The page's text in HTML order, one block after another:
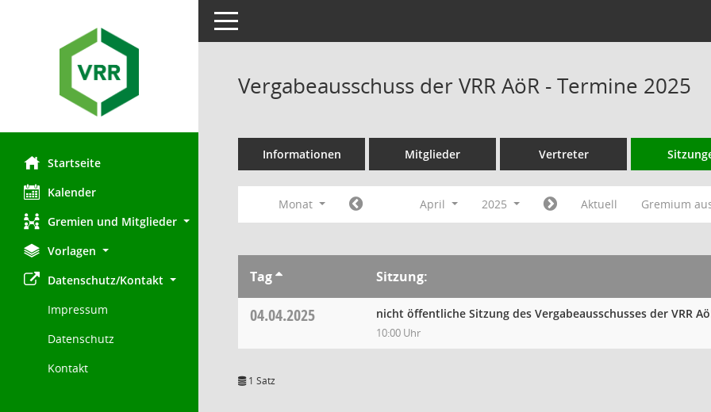
Startseite
Kalender
Gremien und Mitglieder
Vorlagen
Datenschutz/Kontakt
Impressum
Datenschutz
Kontakt
Toggle navigation
Vergabeausschuss der VRR AöR - Termine 2025
Informationen Mitglieder Vertreter
Monat April 2025 Aktuell Gremium
Tag Sitzung:
04.04.2025 nicht öffentliche Sitzung des Vergabeausschusses der VRR
10:00 Uhr
1 Satz